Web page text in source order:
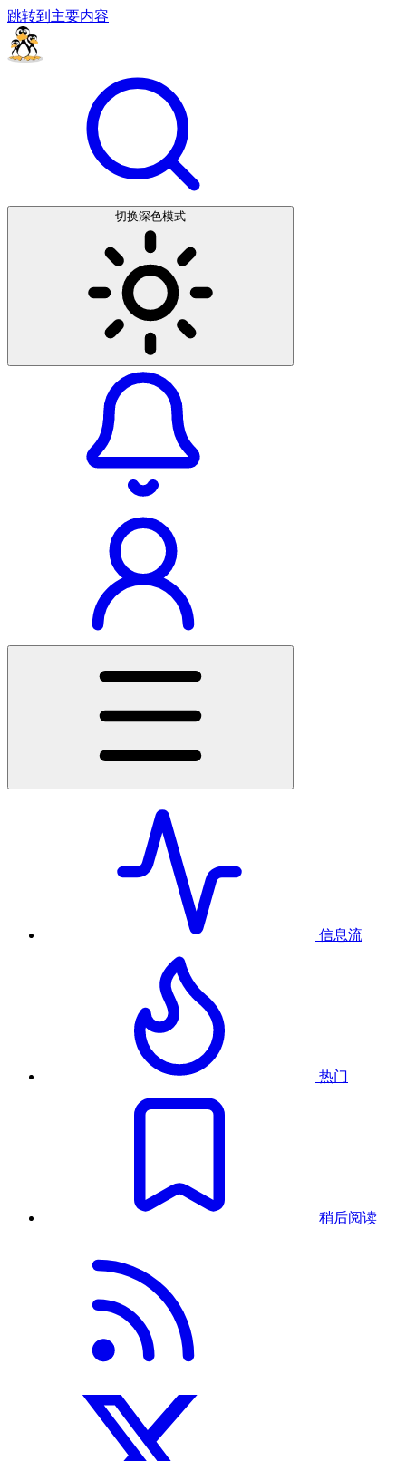
跳转到主要内容
切换深色模式
信息流
热门
稍后阅读